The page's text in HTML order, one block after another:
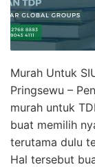
Murah Untuk
Pringsewu –
murah untuk
buat memilih
terutama dulu
Hal tersebut